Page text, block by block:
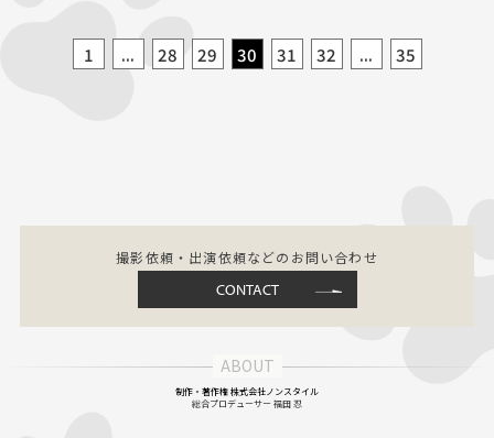
1 ... 28 29 30 31 32 ... 35
撮影依頼・出演依頼などのお問い合わせ
CONTACT
制作・著作権 株式会社ノンスタイル
総合プロデューサー 福田 忍